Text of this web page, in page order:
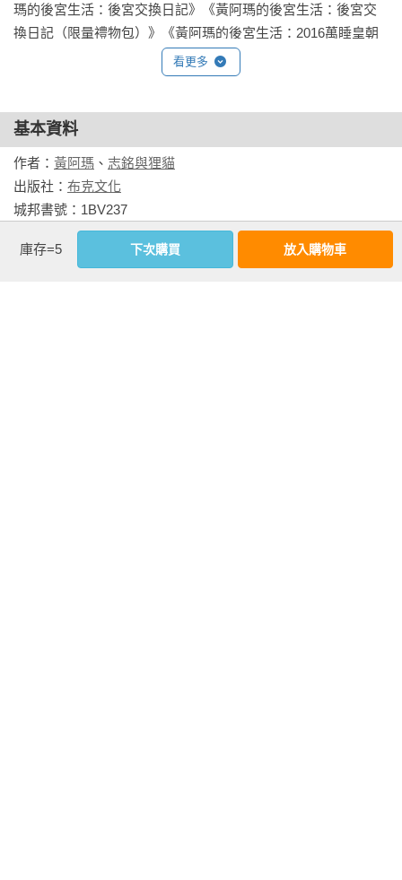
瑪的後宮生活：後宮交換日記》《黃阿瑪的後宮生活：後宮交
換日記（限量禮物包）》《黃阿瑪的後宮生活：2016萬睡皇朝
志銘 1984 年出生於台北，狸貓 1988 年出生於台南，兩人分別
從文化大學中文學系與廣告學系畢業。
兩人於 2013 年創立「黃阿瑪的後宮生活」FACEBOOK 專頁，
於 2015年首度於YOUTUBE 頻道發表影片，目前已累計超過
150 萬追蹤人數，並持續將黃阿瑪及眾後宮貓咪們的可愛散布到
世界上的每個角落中。
看更多
基本資料
作者： 黃阿瑪 、 志銘與狸貓
出版社： 布克文化
城邦書號：1BV237
ISBN：9789865405885
出版日期：2020-08-13
庫存=5 下次購買 放入購物車